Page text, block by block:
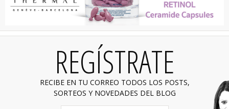
REGÍSTRATE
RECIBE EN TU CORREO TODOS LOS POSTS,
SORTEOS Y NOVEDADES DEL BLOG